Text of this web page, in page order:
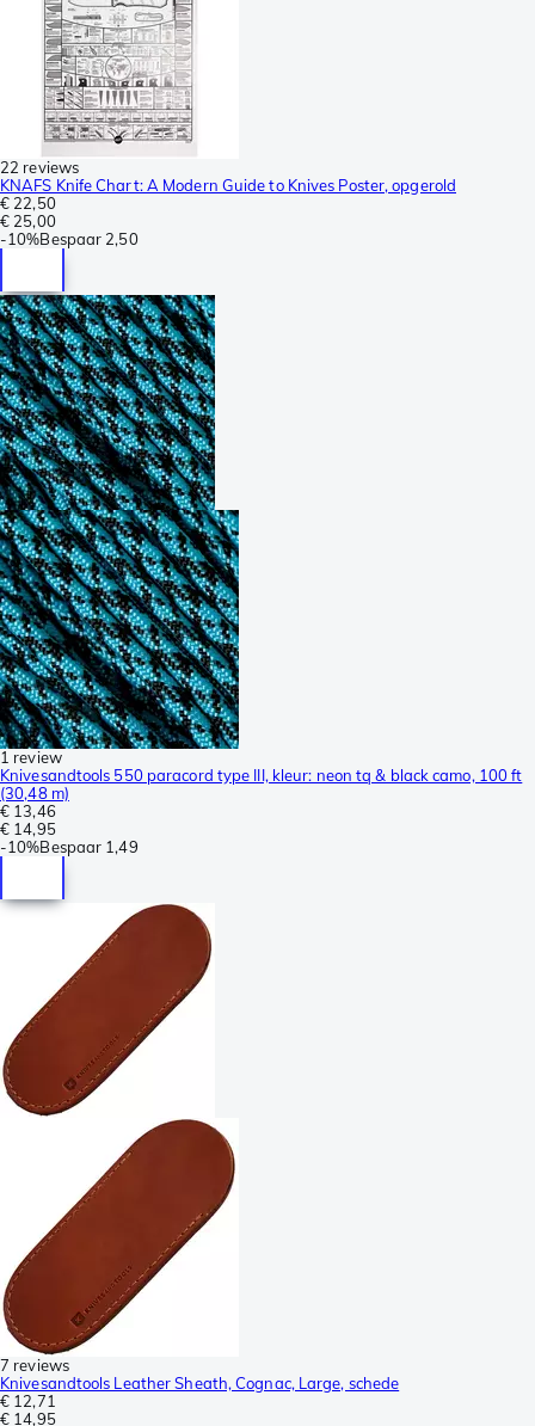
22 reviews
KNAFS Knife Chart: A Modern Guide to Knives Poster, opgerold
€ 22,50
€ 25,00
-10%Bespaar 2,50
1 review
Knivesandtools 550 paracord type III, kleur: neon tq & black camo, 100 ft
(30,48 m)
€ 13,46
€ 14,95
-10%Bespaar 1,49
7 reviews
Knivesandtools Leather Sheath, Cognac, Large, schede
€ 12,71
€ 14,95